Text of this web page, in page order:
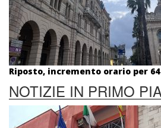
Riposto, incremento orario per
NOTIZIE IN PRIMO